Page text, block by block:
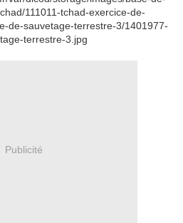
Publicité